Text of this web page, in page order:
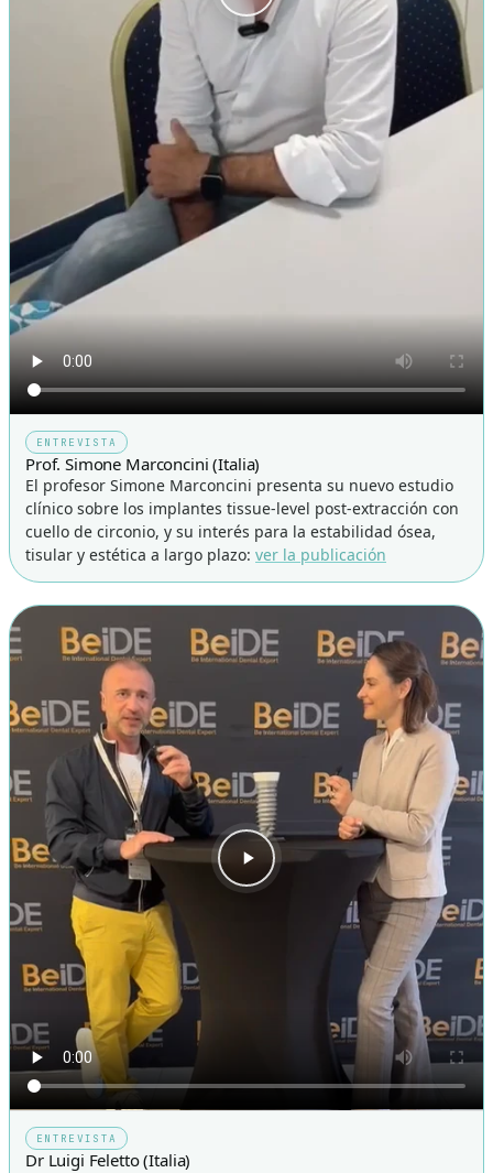
ENTREVISTA
Prof. Simone Marconcini (Italia)
El profesor Simone Marconcini presenta su nuevo estudio
clínico sobre los implantes tissue-level post-extracción con
cuello de circonio, y su interés para la estabilidad ósea,
tisular y estética a largo plazo: ver la publicación
ENTREVISTA
Dr Luigi Feletto (Italia)